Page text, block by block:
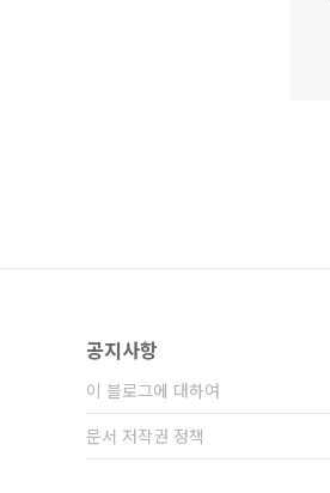
공지사항
이 블로그에 대하여
문서 저작권 정책